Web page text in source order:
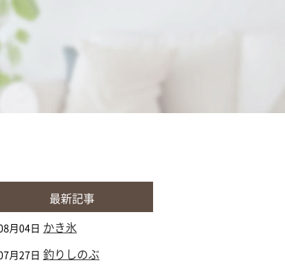
最新記事
月04日 かき氷
月27日 釣りしのぶ